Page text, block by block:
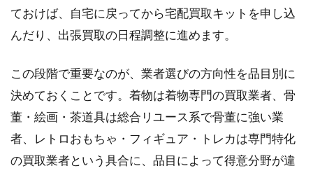
ておけば、自宅に戻ってから宅配買取キットを申し込
んだり、出張買取の日程調整に進めます。
この段階で重要なのが、業者選びの方向性を品目別に
決めておくことです。着物は着物専門の買取業者、骨
董・絵画・茶道具は総合リユース系で骨董に強い業
者、レトロおもちゃ・フィギュア・トレカは専門特化
の買取業者という具合に、品目によって得意分野が違